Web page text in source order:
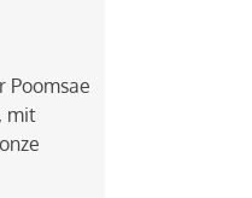
Poomsae
mit